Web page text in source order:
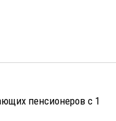
пенсионеров с 1